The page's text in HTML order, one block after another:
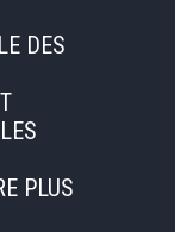
DES
PLUS